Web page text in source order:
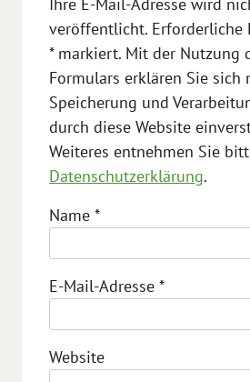
veröffentlicht. Erforderliche
* markiert. Mit der Nutzung
Formulars erklären Sie sich
Speicherung und
durch diese Website
Weiteres entnehmen Sie
Datenschutzerklärung.
Name *
E-Mail-Adresse *
Website